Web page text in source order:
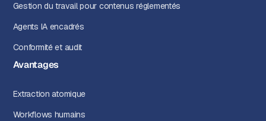
Gestion du travail pour contenus réglementés
Agents IA encadrés
Conformité et audit
Avantages
Extraction atomique
Workflows humains